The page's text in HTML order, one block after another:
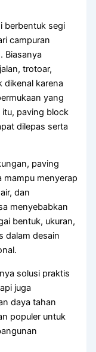
berbentuk segi
campuran
Biasanya
trotoar,
dikenal karena
yang
itu, paving block
dilepas serta
paving
mampu menyerap
dan
menyebabkan
bentuk, ukuran,
dalam desain
solusi praktis
juga
daya tahan
populer untuk